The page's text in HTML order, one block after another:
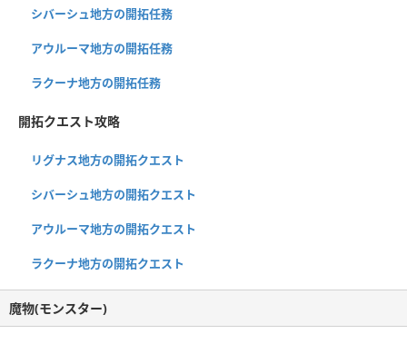
シバーシュ地方の開拓任務
アウルーマ地方の開拓任務
ラクーナ地方の開拓任務
開拓クエスト攻略
リグナス地方の開拓クエスト
シバーシュ地方の開拓クエスト
アウルーマ地方の開拓クエスト
ラクーナ地方の開拓クエスト
魔物(モンスター)